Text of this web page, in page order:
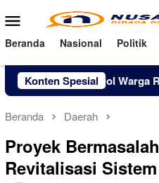
ke
konten
Menu
Mobile
Beranda Nasional Politik
Konten Spesial
Utang Pinjol Warga RI
Beranda Daerah
Proyek
Revitalisasi